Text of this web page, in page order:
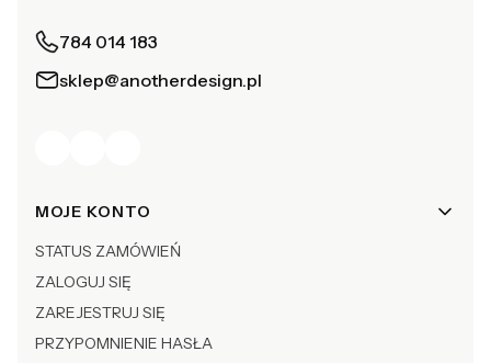
784 014 183
sklep@anotherdesign.pl
Linki w stopce
MOJE KONTO
STATUS ZAMÓWIEŃ
ZALOGUJ SIĘ
ZAREJESTRUJ SIĘ
PRZYPOMNIENIE HASŁA